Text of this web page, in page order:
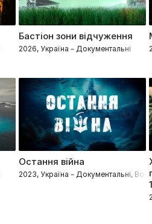
Бастіон зони відчуження
2026, Україна – Документальні
Остання війна
2023, Україна – Документальні,